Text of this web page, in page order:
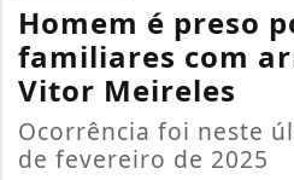
Homem é preso
familiares com
Vitor Meireles
Ocorrência foi neste
de fevereiro de 2025